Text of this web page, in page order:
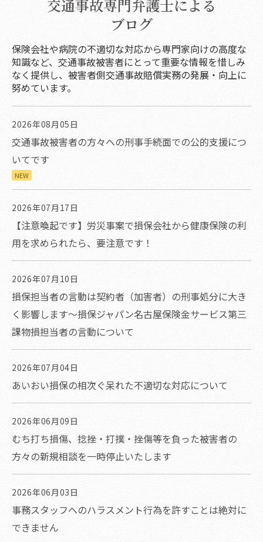
交通事故専門弁護士による
ブログ
保険会社や病院の不適切な対応から専門家向けの高度な
知識など、交通事故被害者にとって重要な情報を惜しみ
なく提供し、被害者側交通事故賠償実務の発展・向上に
努めています。
2026年08月05日
交通事故被害者の方々への刑事手続面での公的支援につ
いてです
NEW
2026年07月17日
【注意喚起です】労災事案で損保会社から健康保険の利
用を求められたら、要注意です！
2026年07月10日
損保担当者の言動は契約者（加害者）の刑事処分に大き
く影響します～損保ジャパン名古屋保険金サービス第三
課物損担当者の言動について
2026年07月04日
あいおい損保の相次ぐ呆れた不適切な対応について
2026年06月09日
むち打ち損傷、捻挫・打撲・挫傷等を負った被害者の
方々の新規相談を一時停止いたします
2026年06月03日
事務スタッフへのハラスメント行為を許すことは絶対に
できません